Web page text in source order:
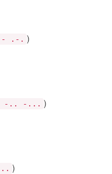
.-. )
-.. -... )
)